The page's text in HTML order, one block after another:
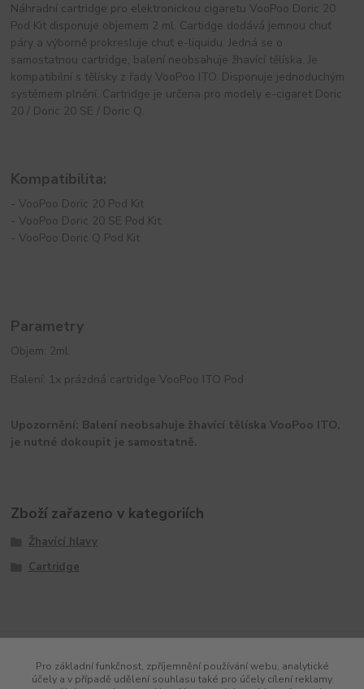
Náhradní cartridge pro elektronickou cigaretu VooPoo Doric 20
Pod Kit disponuje objemem 2 ml. Cartidge dodává jemnou chuť
páry a výborně prokresluje chuť e-liquidu. Jedná se o
samostatnou cartridge, balení neobsahuje žhavící tělíska. Je
kompatibilní s tělísky z řady VooPoo ITO. Disponuje jednoduchým
systémem plnění. Cartridge je určena pro modely e-cigaret Doric
20 / Doric 20 SE / Doric Q.
Kompatibilita:
- VooPoo Doric 20 Pod Kit
- VooPoo Doric 20 SE Pod Kit
- VooPoo Doric Q Pod Kit
Parametry
Objem: 2ml
Balení: 1x prázdná cartridge VooPoo ITO Pod
Upozornění: Balení neobsahuje žhavící tělíska VooPoo ITO,
je nutné dokoupit je samostatně.
Zboží zařazeno v kategoriích
Žhavící hlavy
Cartridge
Pro základní funkčnost, zpříjemnění používání webu, analytické
účely a v případě udělení souhlasu také pro účely cílení reklamy